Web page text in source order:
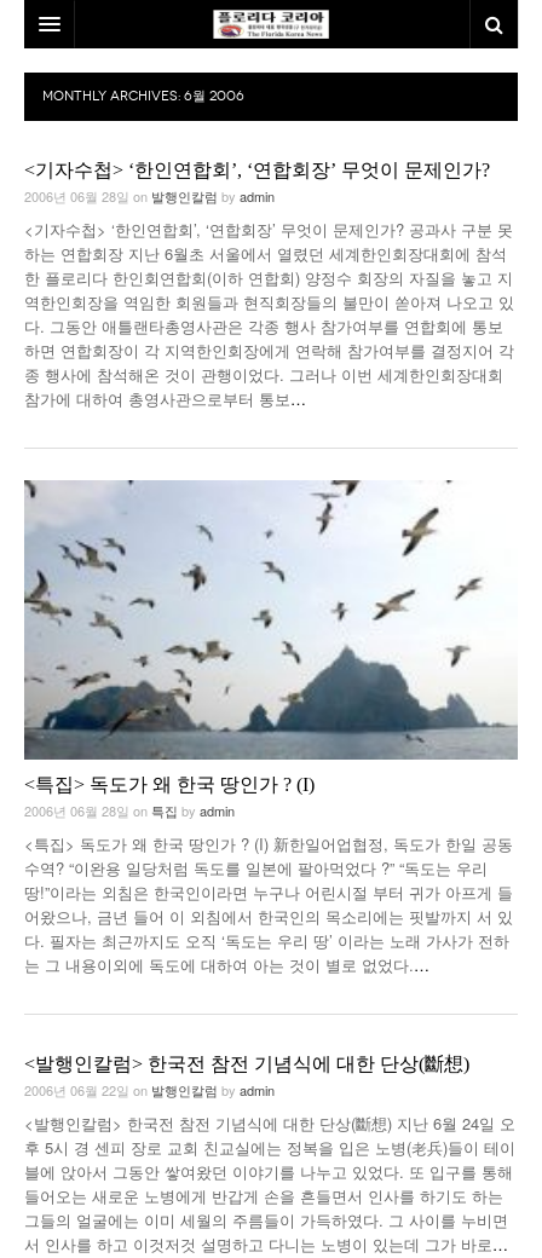
홈
본사소개
뉴스
동포
미국
칼럼
발행인칼럼
김명열칼럼
이명덕칼럼
건강
본보특집
100인선/독자광장
낚시/비치
골프
MONTHLY ARCHIVES: 6월 2006
<기자수첩> ‘한인연합회’, ‘연합회장’ 무엇이 문제인가?
2006년 06월 28일 on 발행인칼럼 by admin
<기자수첩> ‘한인연합회’, ‘연합회장’ 무엇이 문제인가? 공과사 구분 못
하는 연합회장 지난 6월초 서울에서 열렸던 세계한인회장대회에 참석
한 플로리다 한인회연합회(이하 연합회) 양정수 회장의 자질을 놓고 지
역한인회장을 역임한 회원들과 현직회장들의 불만이 쏟아져 나오고 있
다. 그동안 애틀랜타총영사관은 각종 행사 참가여부를 연합회에 통보
하면 연합회장이 각 지역한인회장에게 연락해 참가여부를 결정지어 각
종 행사에 참석해온 것이 관행이었다. 그러나 이번 세계한인회장대회
참가에 대하여 총영사관으로부터 통보…
<특집> 독도가 왜 한국 땅인가 ? (I)
2006년 06월 28일 on 특집 by admin
<특집> 독도가 왜 한국 땅인가 ? (I) 新한일어업협정, 독도가 한일 공동
수역? “이완용 일당처럼 독도를 일본에 팔아먹었다 ?” “독도는 우리
땅!”이라는 외침은 한국인이라면 누구나 어린시절 부터 귀가 아프게 들
어왔으나, 금년 들어 이 외침에서 한국인의 목소리에는 핏발까지 서 있
다. 필자는 최근까지도 오직 ‘독도는 우리 땅’ 이라는 노래 가사가 전하
는 그 내용이외에 독도에 대하여 아는 것이 별로 없었다.…
<발행인칼럼> 한국전 참전 기념식에 대한 단상(斷想)
2006년 06월 22일 on 발행인칼럼 by admin
<발행인칼럼> 한국전 참전 기념식에 대한 단상(斷想) 지난 6월 24일 오
후 5시 경 센피 장로 교회 친교실에는 정복을 입은 노병(老兵)들이 테이
블에 앉아서 그동안 쌓여왔던 이야기를 나누고 있었다. 또 입구를 통해
들어오는 새로운 노병에게 반갑게 손을 흔들면서 인사를 하기도 하는
그들의 얼굴에는 이미 세월의 주름들이 가득하였다. 그 사이를 누비면
서 인사를 하고 이것저것 설명하고 다니는 노병이 있는데 그가 바로…